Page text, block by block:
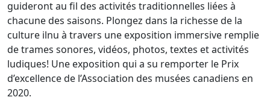
guideront au fil des activités traditionnelles liées à
chacune des saisons. Plongez dans la richesse de la
culture ilnu à travers une exposition immersive remplie
de trames sonores, vidéos, photos, textes et activités
ludiques! Une exposition qui a su remporter le Prix
d’excellence de l’Association des musées canadiens en
2020.